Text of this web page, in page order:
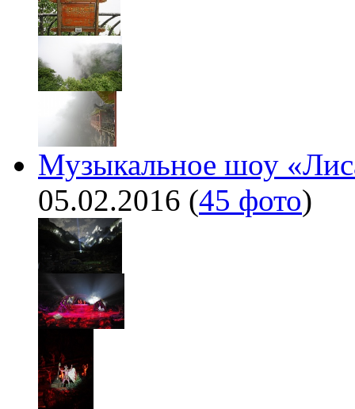
Музыкальное шоу
05.02.2016 (45 фото)